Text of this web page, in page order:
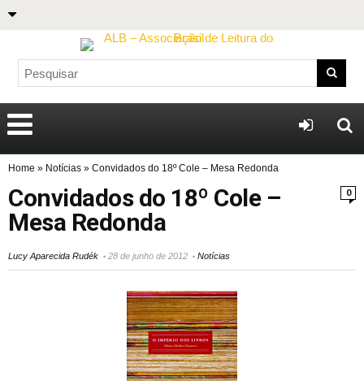
Home » Notícias » Convidados do 18º Cole – Mesa Redonda
0
Convidados do 18º Cole –
Mesa Redonda
Lucy Aparecida Rudék 28 de junho de 2012 Notícias